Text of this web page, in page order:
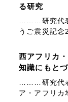
る研究
………研究代
うご震災記念
西アフリカ
知識にもと
………研究代
ア・アフリカ